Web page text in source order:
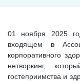
01 ноября 2025
входящем в
корпоративного
нетворкинг,
гостеприимства и